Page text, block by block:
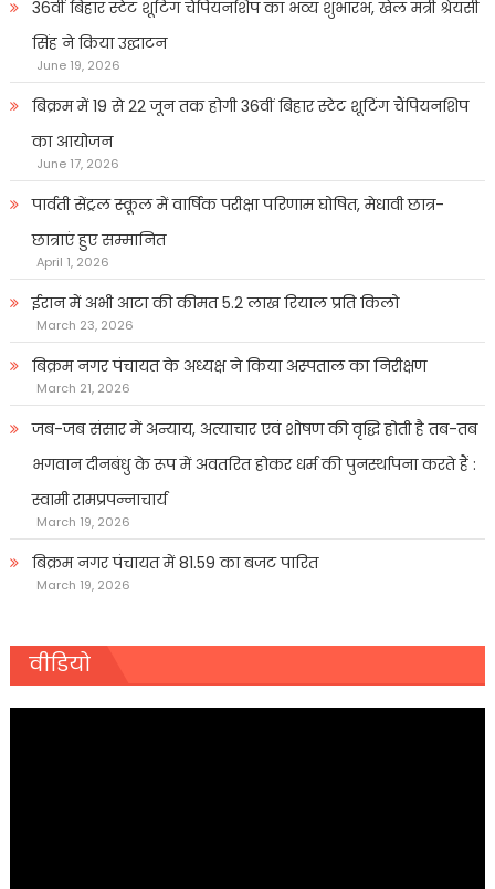
36वीं बिहार स्टेट शूटिंग चैंपियनशिप का भव्य शुभारंभ, खेल मंत्री श्रेयसी
सिंह ने किया उद्घाटन
June 19, 2026
बिक्रम में 19 से 22 जून तक होगी 36वीं बिहार स्टेट शूटिंग चैंपियनशिप
का आयोजन
June 17, 2026
पार्वती सेंट्रल स्कूल में वार्षिक परीक्षा परिणाम घोषित, मेधावी छात्र-
छात्राएं हुए सम्मानित
April 1, 2026
ईरान में अभी आटा की कीमत 5.2 लाख रियाल प्रति किलो
March 23, 2026
बिक्रम नगर पंचायत के अध्यक्ष ने किया अस्पताल का निरीक्षण
March 21, 2026
जब-जब संसार में अन्याय, अत्याचार एवं शोषण की वृद्धि होती है तब-तब
भगवान दीनबंधु के रूप में अवतरित होकर धर्म की पुनर्स्थापना करते हैं :
स्वामी रामप्रपन्नाचार्य
March 19, 2026
बिक्रम नगर पंचायत में 81.59 का बजट पारित
March 19, 2026
वीडियो